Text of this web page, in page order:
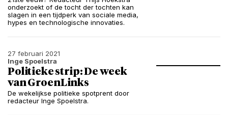
onderzoekt of de tocht der tochten kan
slagen in een tijdperk van sociale media,
hypes en technologische innovaties.
27 februari 2021
Inge Spoelstra
Politieke strip: De week
van GroenLinks
De wekelijkse politieke spotprent door
redacteur Inge Spoelstra.